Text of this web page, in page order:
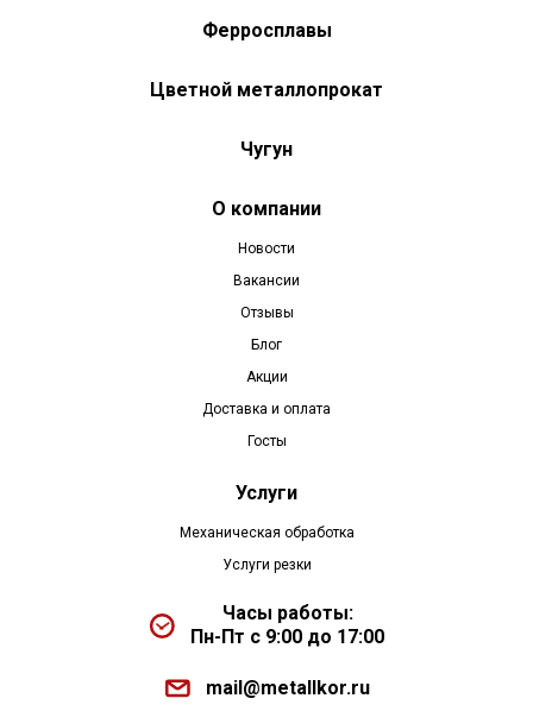
Ферросплавы
Цветной металлопрокат
Чугун
О компании
Новости
Вакансии
Отзывы
Блог
Акции
Доставка и оплата
Госты
Услуги
Механическая обработка
Услуги резки
Часы работы:
Пн-Пт с 9:00 до 17:00
mail@metallkor.ru